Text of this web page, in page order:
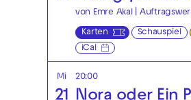
von Emre Akal |
Karten Schauspiel
iCal
Mi
21
20:00
Nora oder Ein